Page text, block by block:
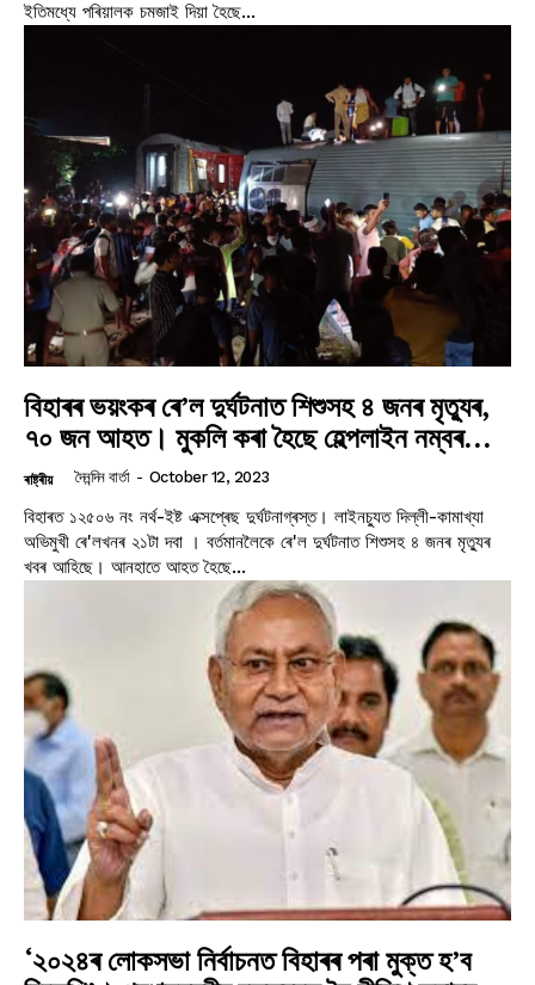
ইতিমধ্যে পৰিয়ালক চমজাই দিয়া হৈছে...
বিহাৰৰ ভয়ংকৰ ৰে’ল দুৰ্ঘটনাত শিশুসহ ৪ জনৰ মৃত্যুৰ,
৭০ জন আহত। মুকলি কৰা হৈছে হেল্পলাইন নম্বৰ…
ৰাষ্ট্ৰীয় দৈনন্দিন বাৰ্তা - October 12, 2023
বিহাৰত ১২৫০৬ নং নৰ্থ-ইষ্ট এক্সপ্ৰেছ দুৰ্ঘটনাগ্ৰস্ত। লাইনচ্যুত দিল্লী-কামাখ্যা
অভিমুখী ৰে'লখনৰ ২১টা দবা । বৰ্তমানলৈকে ৰে'ল দুৰ্ঘটনাত শিশুসহ ৪ জনৰ মৃত্যুৰ
খবৰ আহিছে। আনহাতে আহত হৈছে...
‘২০২৪ৰ লোকসভা নিৰ্বাচনত বিহাৰৰ পৰা মুক্ত হ’ব